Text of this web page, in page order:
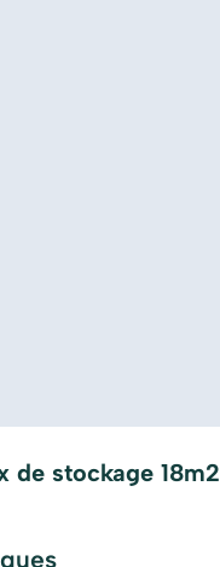
de stockage